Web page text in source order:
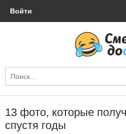
Войти
13 фото, которые
спустя годы